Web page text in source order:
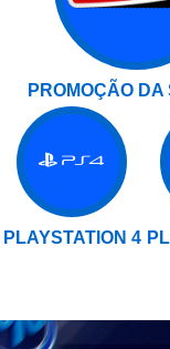
PROMOÇÃO
PLAYSTATION 4